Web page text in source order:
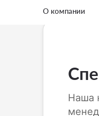
О компании
Наша